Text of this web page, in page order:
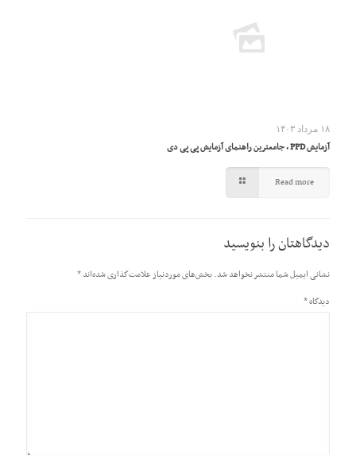
۱۸ مرداد ۱۴۰۳
آزمایش PPD ، جامعترین راهنمای آزمایش پی پی دی
Read more
دیدگاهتان را بنویسید
نشانی ایمیل شما منتشر نخواهد شد.بخش‌های موردنیاز علامت‌گذاری شده‌اند*
دیدگاه*